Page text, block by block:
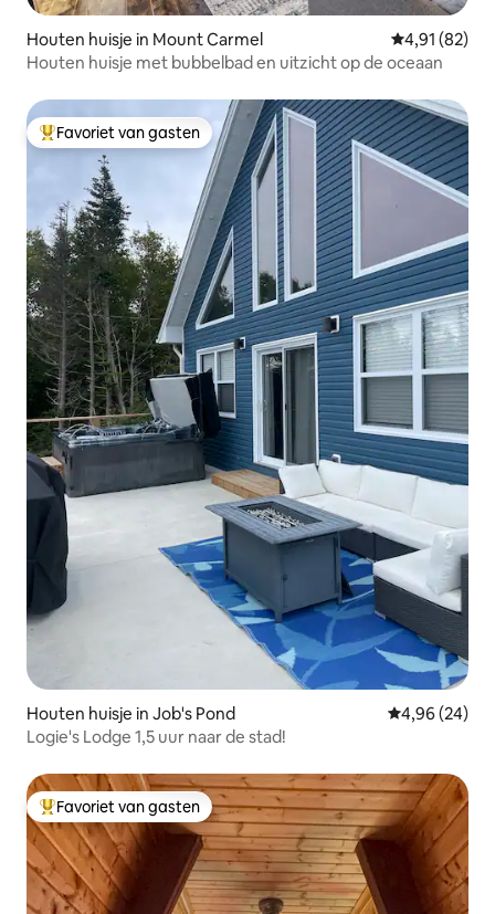
Houten huisje in Mount Carmel Gemiddelde
4,91 (82)
Houten huisje met bubbelbad en uitzicht op de oceaan
Topfavoriet van gasten
Favoriet van gasten
Houten huisje in Job's Pond Gemiddelde
4,96 (24)
Logie's Lodge 1,5 uur naar de stad!
Topfavoriet van gasten
Favoriet van gasten